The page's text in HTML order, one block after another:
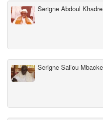
Serigne Abdoul
Serigne Saliou Mbacke